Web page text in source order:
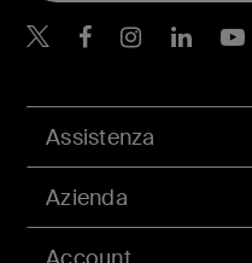
Assistenza
Azienda
Belkin Twitter
BelkinBelkin